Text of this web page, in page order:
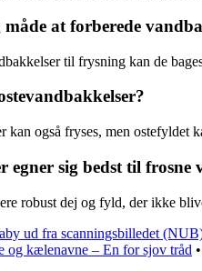
at forberede
til frysning kan de
kan også fryses, men
egner sig bedst til frosne
robust dej og fyld, der ikke
ud fra scanningsbilledet
og kælenavne – En for sjov tråd •